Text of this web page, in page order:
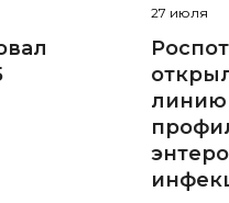
27 июля
линию